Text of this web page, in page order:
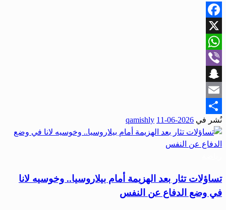
Facebook
X
WhatsApp
Viber
Snapchat
Email
Share
نُشر في 2026-06-11
qamishly
تساؤلات تثار بعد الهزيمة أمام بيلاروسيا.. وخوسيه لانا
في وضع الدفاع عن النفس